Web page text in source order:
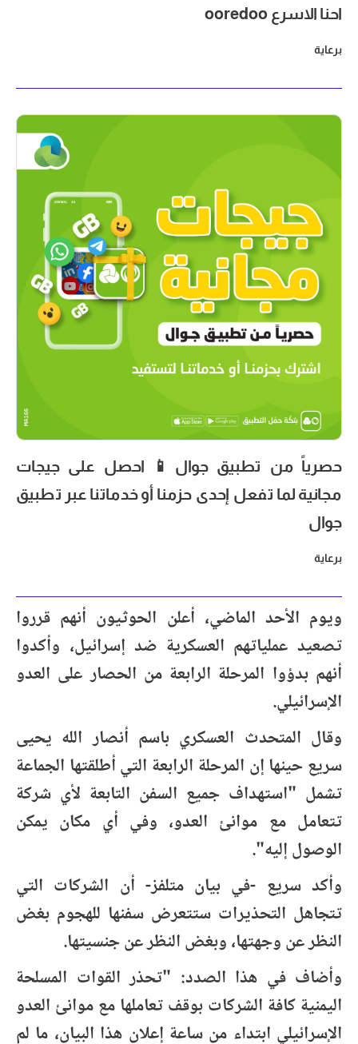
احنا الاسرع ooredoo
برعاية
حصرياً من تطبيق جوال📱 احصل على جيجات
مجانية لما تفعل إحدى حزمنا أو خدماتنا عبر تطبيق
جوال
برعاية
ويوم الأحد الماضي، أعلن الحوثيون أنهم قرروا
تصعيد عملياتهم العسكرية ضد إسرائيل، وأكدوا
أنهم بدؤوا المرحلة الرابعة من الحصار على العدو
الإسرائيلي.
وقال المتحدث العسكري باسم أنصار الله يحيى
سريع حينها إن المرحلة الرابعة التي أطلقتها الجماعة
تشمل "استهداف جميع السفن التابعة لأي شركة
تتعامل مع موانئ العدو، وفي أي مكان يمكن
الوصول إليه".
وأكد سريع -في بيان متلفز- أن الشركات التي
تتجاهل التحذيرات ستتعرض سفنها للهجوم بغض
النظر عن وجهتها، وبغض النظر عن جنسيتها.
وأضاف في هذا الصدد: "تحذر القوات المسلحة
اليمنية كافة الشركات بوقف تعاملها مع موانئ العدو
الإسرائيلي ابتداء من ساعة إعلان هذا البيان، ما لم